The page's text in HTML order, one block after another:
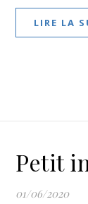
LIRE LA
Petit
01/06/2020